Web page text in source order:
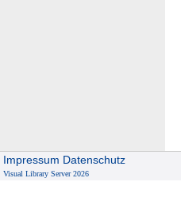
Impressum Datenschutz
Visual Library Server 2026